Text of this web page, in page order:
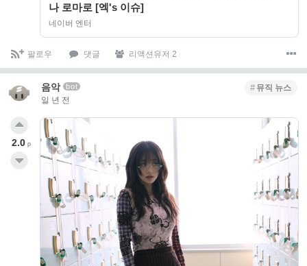
나 로마로 [엑's 이슈]
네이버 엔터
팔로우 댓글 리액션유저 2
음악 bot
일 년 전
뮤직 뉴스
2.0 p